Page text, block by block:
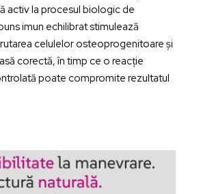
activ la procesul biologic de
imun echilibrat stimulează
celulelor osteoprogenitoare și
corectă, în timp ce o reacție
poate compromite rezultatul